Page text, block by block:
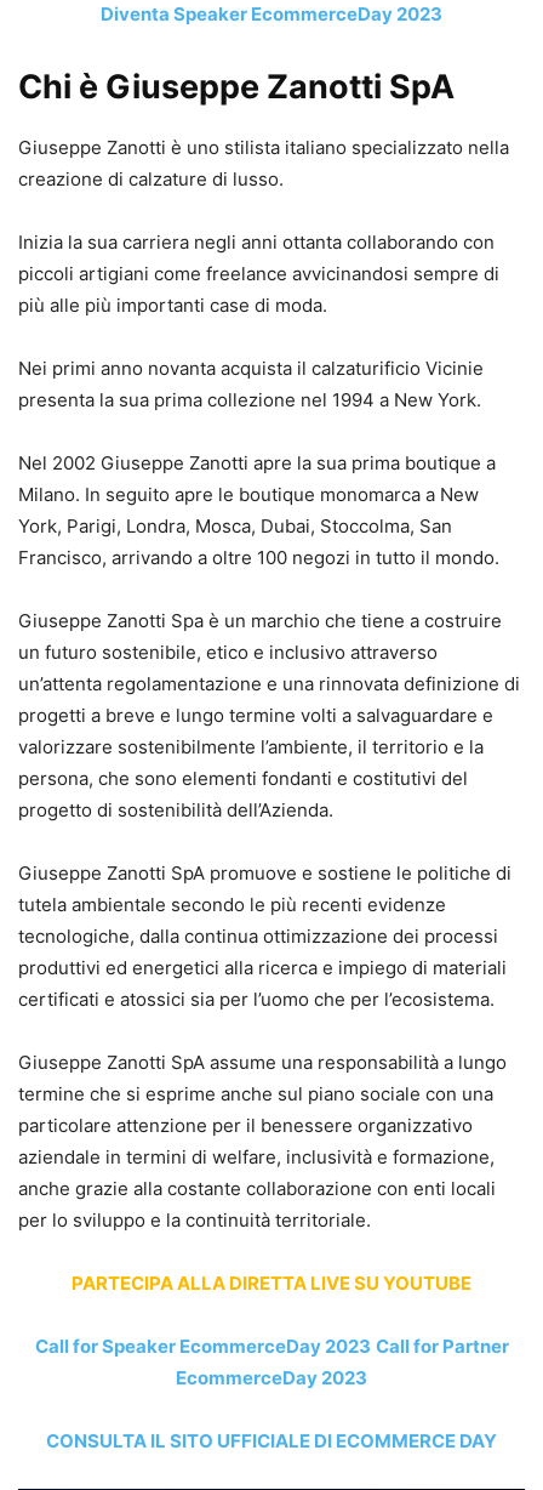
Diventa Speaker EcommerceDay 2023
Chi è Giuseppe Zanotti SpA
Giuseppe Zanotti è uno stilista italiano specializzato nella
creazione di calzature di lusso.
Inizia la sua carriera negli anni ottanta collaborando con
piccoli artigiani come freelance avvicinandosi sempre di
più alle più importanti case di moda.
Nei primi anno novanta acquista il calzaturificio Vicinie
presenta la sua prima collezione nel 1994 a New York.
Nel 2002 Giuseppe Zanotti apre la sua prima boutique a
Milano. In seguito apre le boutique monomarca a New
York, Parigi, Londra, Mosca, Dubai, Stoccolma, San
Francisco, arrivando a oltre 100 negozi in tutto il mondo.
Giuseppe Zanotti Spa è un marchio che tiene a costruire
un futuro sostenibile, etico e inclusivo attraverso
un’attenta regolamentazione e una rinnovata definizione di
progetti a breve e lungo termine volti a salvaguardare e
valorizzare sostenibilmente l’ambiente, il territorio e la
persona, che sono elementi fondanti e costitutivi del
progetto di sostenibilità dell’Azienda.
Giuseppe Zanotti SpA promuove e sostiene le politiche di
tutela ambientale secondo le più recenti evidenze
tecnologiche, dalla continua ottimizzazione dei processi
produttivi ed energetici alla ricerca e impiego di materiali
certificati e atossici sia per l’uomo che per l’ecosistema.
Giuseppe Zanotti SpA assume una responsabilità a lungo
termine che si esprime anche sul piano sociale con una
particolare attenzione per il benessere organizzativo
aziendale in termini di welfare, inclusività e formazione,
anche grazie alla costante collaborazione con enti locali
per lo sviluppo e la continuità territoriale.
PARTECIPA ALLA DIRETTA LIVE SU YOUTUBE
Call for Speaker EcommerceDay 2023 Call for Partner
EcommerceDay 2023
CONSULTA IL SITO UFFICIALE DI ECOMMERCE DAY